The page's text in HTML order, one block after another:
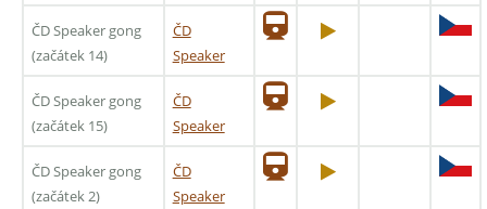
ČD Speaker gong
(začátek 14)
ČD
Speaker
ČD Speaker gong
(začátek 15)
ČD
Speaker
ČD Speaker gong
(začátek 2)
ČD
Speaker